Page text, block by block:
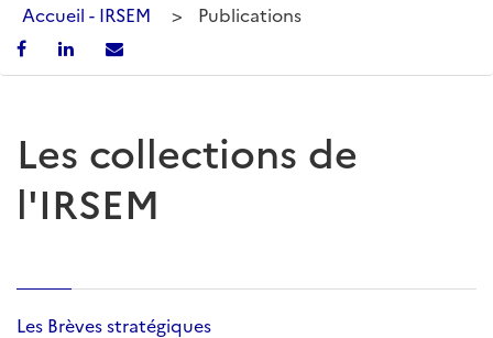
Accueil - IRSEM > Publications
Les collections de
l'IRSEM
Les Brèves stratégiques